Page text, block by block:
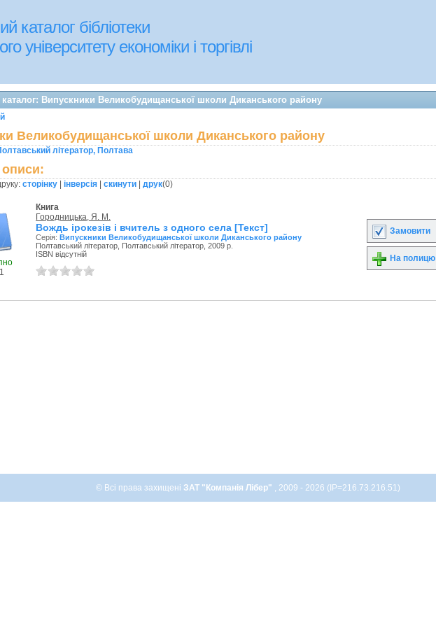
каталог бібліотеки
університету економіки і торгівлі
Випускники Великобудищанської школи Диканського району
Великобудищанської школи Диканського району
літератор, Полтава
описи:
сторінку інверсія скинути друк(0)
Книга
Городницька, Я. М.
Вождь ірокезів і вчитель з одного села [Текст]
Серія: Випускники Великобудищанської школи Диканського району
Полтавський літератор, Полтавський літератор, 2009 р.
ISBN відсутній
Замовити
На полицю
© Всі права захищені ЗАТ "Компанія Лібер" , 2009 - 2026 (IP=216.73.216.51)